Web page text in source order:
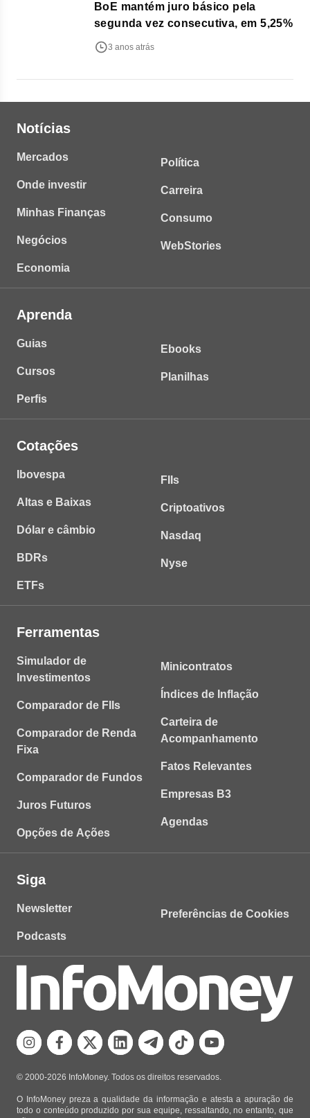
BoE mantém juro básico pela
segunda vez consecutiva, em 5,25%
3 anos atrás
Notícias
Mercados
Onde investir
Minhas Finanças
Negócios
Economia
Política
Carreira
Consumo
WebStories
Aprenda
Guias
Cursos
Perfis
Ebooks
Planilhas
Cotações
Ibovespa
Altas e Baixas
Dólar e câmbio
BDRs
ETFs
FIIs
Criptoativos
Nasdaq
Nyse
Ferramentas
Simulador de
Investimentos
Comparador de FIIs
Comparador de Renda
Fixa
Comparador de Fundos
Juros Futuros
Opções de Ações
Minicontratos
Índices de Inflação
Carteira de
Acompanhamento
Fatos Relevantes
Empresas B3
Agendas
Siga
Newsletter
Podcasts
Preferências de Cookies
© 2000-2026 InfoMoney. Todos os direitos reservados.
O InfoMoney preza a qualidade da informação e atesta a apuração de
todo o conteúdo produzido por sua equipe, ressaltando, no entanto, que